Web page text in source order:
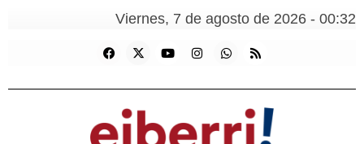
Viernes, 7 de agosto de 2026 - 00:32